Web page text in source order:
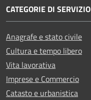
CATEGORIE DI SERVIZIO
Anagrafe e stato civile
Cultura e tempo libero
Vita lavorativa
Imprese e Commercio
Catasto e urbanistica